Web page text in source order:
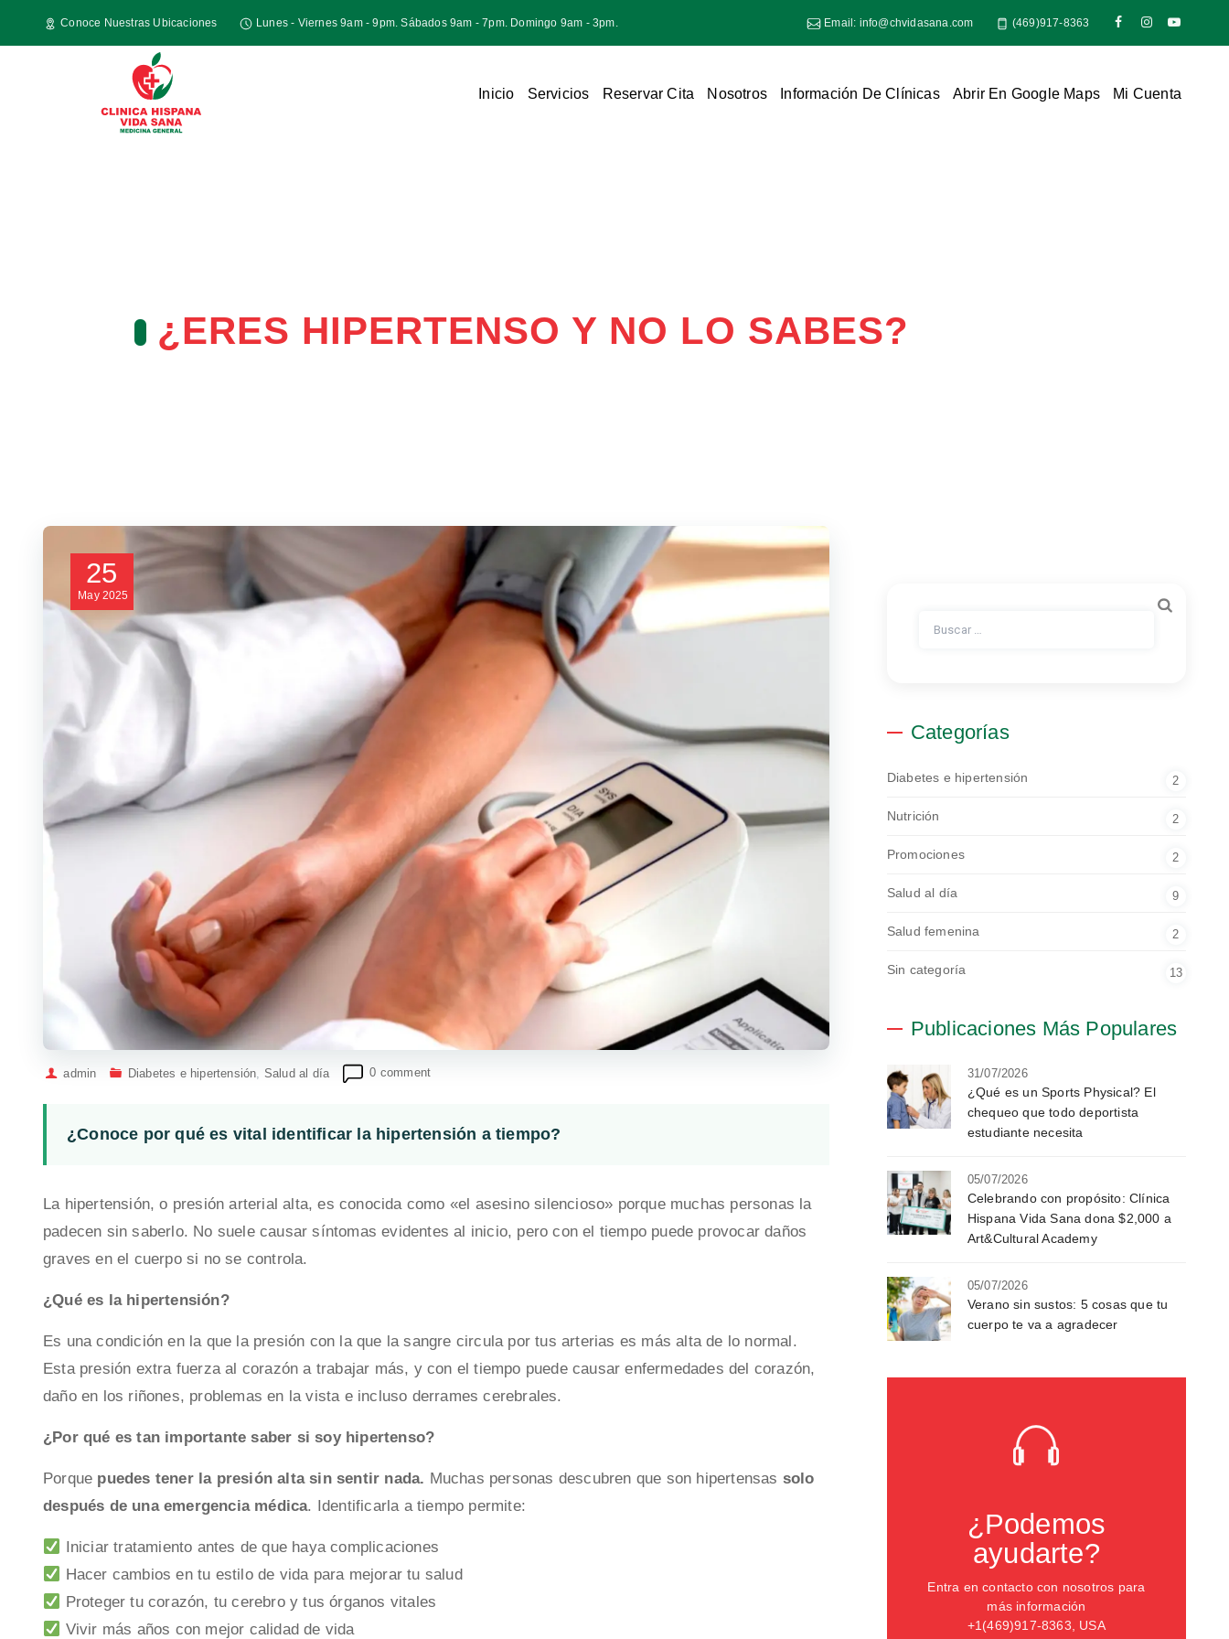
Conoce Nuestras Ubicaciones Lunes - Viernes 9am - 9pm. Sábados 9am - 7pm. Domingo 9am - 3pm. Email: info@chvidasana.com (469)917-8363
Inicio Servicios Reservar Cita Nosotros Información De Clínicas Abrir En Google Maps Mi Cuenta
¿ERES HIPERTENSO Y NO LO SABES?
25
May 2025
admin Diabetes e hipertensión Salud al día 0 comment
¿Conoce por qué es vital identificar la hipertensión a tiempo?
La hipertensión, o presión arterial alta, es conocida como «el asesino silencioso» porque muchas personas la
padecen sin saberlo. No suele causar síntomas evidentes al inicio, pero con el tiempo puede provocar daños
graves en el cuerpo si no se controla.
¿Qué es la hipertensión?
Es una condición en la que la presión con la que la sangre circula por tus arterias es más alta de lo normal.
Esta presión extra fuerza al corazón a trabajar más, y con el tiempo puede causar enfermedades del corazón,
daño en los riñones, problemas en la vista e incluso derrames cerebrales.
¿Por qué es tan importante saber si soy hipertenso?
Porque puedes tener la presión alta sin sentir nada. Muchas personas descubren que son hipertensas solo
después de una emergencia médica. Identificarla a tiempo permite:
Iniciar tratamiento antes de que haya complicaciones
Hacer cambios en tu estilo de vida para mejorar tu salud
Proteger tu corazón, tu cerebro y tus órganos vitales
Vivir más años con mejor calidad de vida
Categorías
Diabetes e hipertensión 2
Nutrición 2
Promociones 2
Salud al día 9
Salud femenina 2
Sin categoría 13
Publicaciones Más Populares
31/07/2026
¿Qué es un Sports Physical? El
chequeo que todo deportista
estudiante necesita
05/07/2026
Celebrando con propósito: Clínica
Hispana Vida Sana dona $2,000 a
Art&Cultural Academy
05/07/2026
Verano sin sustos: 5 cosas que tu
cuerpo te va a agradecer
¿Podemos
ayudarte?
Entra en contacto con nosotros para
más información
+1(469)917-8363, USA